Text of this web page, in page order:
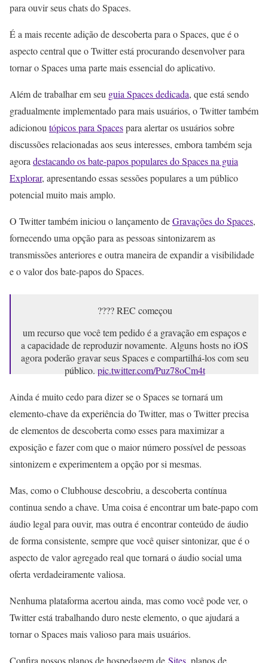
para ouvir seus chats do Spaces.
É a mais recente adição de descoberta para o Spaces, que é o
aspecto central que o Twitter está procurando desenvolver para
tornar o Spaces uma parte mais essencial do aplicativo.
Além de trabalhar em seu guia Spaces dedicada, que está sendo
gradualmente implementado para mais usuários, o Twitter também
adicionou tópicos para Spacespara alertar os usuários sobre
discussões relacionadas aos seus interesses, embora também seja
agora destacando os bate-papos populares do Spaces na guia
Explorar, apresentando essas sessões populares a um público
potencial muito mais amplo.
O Twitter também iniciou o lançamento deGravações do Spaces,
fornecendo uma opção para as pessoas sintonizarem as
transmissões anteriores e outra maneira de expandir a visibilidade
e o valor dos bate-papos do Spaces.
???? REC começou
um recurso que você tem pedido é a gravação em espaços e
a capacidade de reproduzir novamente. Alguns hosts no iOS
agora poderão gravar seus Spaces e compartilhá-los com seu
público. pic.twitter.com/Puz78oCm4t
– Espaços (@TwitterSpaces)28 de outubro de 2021
Ainda é muito cedo para dizer se o Spaces se tornará um
elemento-chave da experiência do Twitter, mas o Twitter precisa
de elementos de descoberta como esses para maximizar a
exposição e fazer com que o maior número possível de pessoas
sintonizem e experimentem a opção por si mesmas.
Mas, como o Clubhouse descobriu, a descoberta contínua
continua sendo a chave. Uma coisa é encontrar um bate-papo com
áudio legal para ouvir, mas outra é encontrar conteúdo de áudio
de forma consistente, sempre que você quiser sintonizar, que é o
aspecto de valor agregado real que tornará o áudio social uma
oferta verdadeiramente valiosa.
Nenhuma plataforma acertou ainda, mas como você pode ver, o
Twitter está trabalhando duro neste elemento, o que ajudará a
tornar o Spaces mais valioso para mais usuários.
Confira nossos planos de hospedagem de Sites , planos de